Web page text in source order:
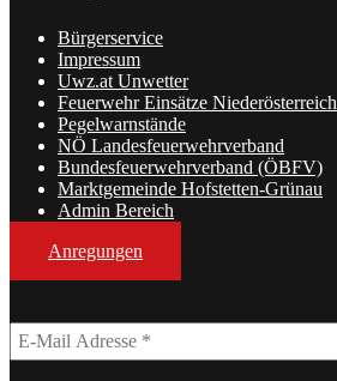
Bürgerservice
Impressum
Uwz.at Unwetter
Feuerwehr Einsätze Niederösterreich
Pegelwarnstände
NÖ Landesfeuerwehrverband
Bundesfeuerwehrverband (ÖBFV)
Marktgemeinde Hofstetten-Grünau
Admin Bereich
Anregungen